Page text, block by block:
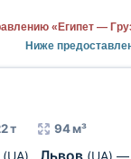
«Египет —
Ниже
т 94 м³
(UA), (UA)